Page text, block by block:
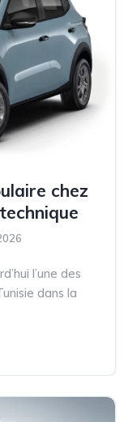
chez
l’une des
dans la